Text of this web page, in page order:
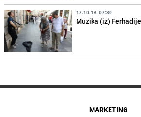
17.10.19. 07:30
Muzika (iz) Ferhadije
MARKETING